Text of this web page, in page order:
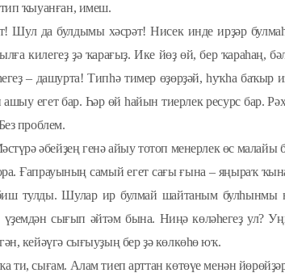
ҡыуанған, имеш.
Шул да булдымы хәсрәт! Нисек инде ирҙәр
килегеҙ ҙә ҡарағыҙ. Ике йөҙ өй, бер ҡараһаң,
– дашурта! Типһә тимер өҙөрҙәй, һуҡһа баҡыр
ашыу егет бар. Һәр өй һайын тиерлек ресурс бар.
проблем.
әбейҙең генә айыу тотоп менерлек өс
Ғапрауының самый егет сағы ғына – яңыраҡ
тулды. Шулар ир булмай шайтаным булһынмы
сығып әйтәм бына. Ниңә көләһегеҙ ул?
кейәүгә сығыуҙың бер ҙә көлкөһө юҡ.
ти, сығам. Алам тиеп арттан көтөүе менән